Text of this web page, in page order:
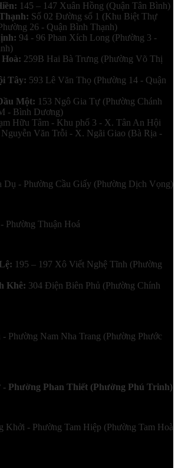
145 – 147 Xuân Hồng (Quận Tân Bình)
Số 02 Đường số 1 (Khu Biệt Thự
26 - Quận Bình Thạnh)
94 - 96 Phan Xích Long (Phường 3 -
259B Hai Bà Trưng (Phường Võ Thị
Tây: 593 Lê Văn Thọ (Phường 14 - Quận
Một: 153 Ngô Gia Tự (Phường Chánh
- Bình Dương)
Hữu Tâm - Khu phố 3 - X. Tân An Hội
Nguyễn Văn Trỗi - X. Ngãi Giao (Bà Rịa -
Dụ - Phường Cầu Giấy (Phường Dịch Vọng)
Phường Thuận Hoá
195 – 197 Xô Viết Nghệ Tĩnh (Phường
Khê: 304 Điện Biên Phủ (Phường Chính
- Phường Nam Nha Trang (Phường Phước
Phường Phan Thiết (Phường Phú Trinh)
Khởi - Phường Tam Hiệp (Phường Tam Hoà